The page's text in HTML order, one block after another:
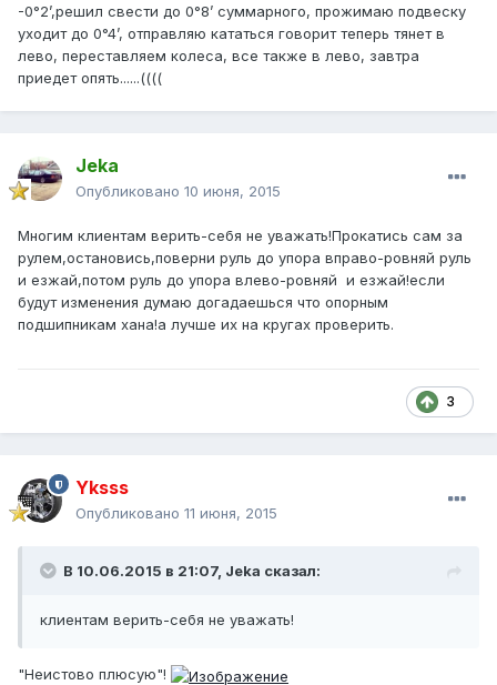
-0°2’,решил свести до 0°8’ суммарного, прожимаю подвеску
уходит до 0°4’, отправляю кататься говорит теперь тянет в
лево, переставляем колеса, все также в лево, завтра
приедет опять......((((
Jeka
Опубликовано 10 июня, 2015
Многим клиентам верить-себя не уважать!Прокатись сам за
рулем,остановись,поверни руль до упора вправо-ровняй руль
и езжай,потом руль до упора влево-ровняй и езжай!если
будут изменения думаю догадаешься что опорным
подшипникам хана!а лучше их на кругах проверить.
3
Yksss
Опубликовано 11 июня, 2015
В 10.06.2015 в 21:07, Jeka сказал:
клиентам верить-себя не уважать!
"Неистово плюсую"!